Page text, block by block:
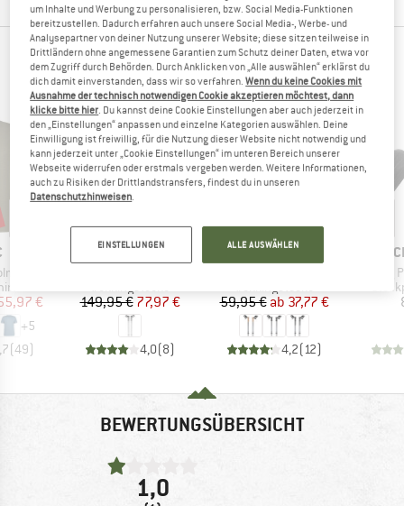
ANDERE BERGFREUNDE SCHAUTEN SICH AUCH
AN
T-Shirt
Preis
€
+5
(49)
MARKE
KOMPERDELL
Preis
149,95 €reduzierter Preis
77,97 €
4,0(8)
48%
MARKE
STOIC
Preis
59,95 € reduzierter Preis
ab 37,77 €
4,2( 12)
bis 40%
Trekking
BEWERTUNGSÜBERSICHT
1,0
um Inhalte und Werbung zu personalisieren, bzw. Social Media-Funktionen
bereitzustellen. Dadurch erfahren auch unsere Social Media-, Werbe- und
Analysepartner von deiner Nutzung unserer Website; diese sitzen teilweise in
Drittländern ohne angemessene Garantien zum Schutz deiner Daten, etwa vor
dem Zugriff durch Behörden. Durch Anklicken von „Alle auswählen“ erklärst du
dich damit einverstanden, dass wir so verfahren.Wenn du keine Cookies mit
Ausnahme der technisch notwendigen Cookie akzeptieren möchtest, dann
klicke bitte hier. Du kannst deine Cookie Einstellungen aber auch jederzeit in
den „Einstellungen“ anpassen und einzelne Kategorien auswählen. Deine
Einwilligung ist freiwillig, für die Nutzung dieser Website nicht notwendig und
kann jederzeit unter „Cookie Einstellungen“ im unteren Bereich unserer
Webseite widerrufen oder erstmals vergeben werden. Weitere Informationen,
auch zu Risiken der Drittlandstransfers, findest du in unseren
Datenschutzhinweisen.
EINSTELLUNGEN ALLE AUSWÄHLEN